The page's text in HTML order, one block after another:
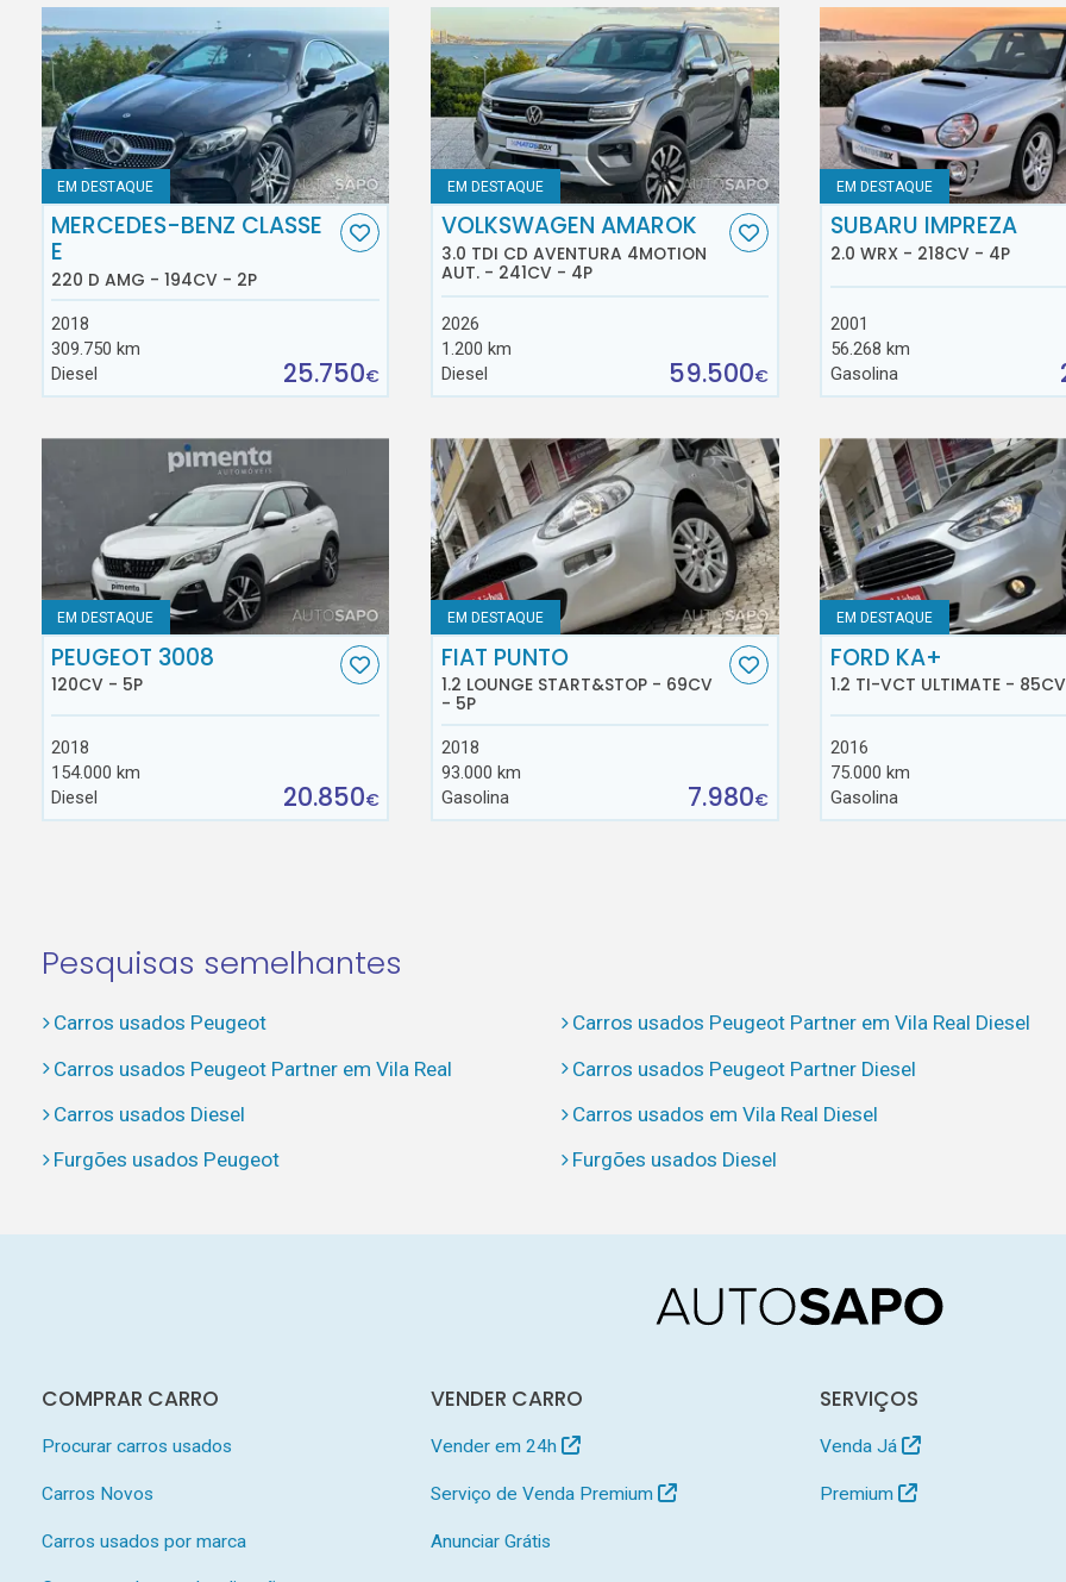
EM DESTAQUE
MERCEDES-BENZ CLASSE
E
220 D AMG - 194CV - 2P
2018
309.750 km
Diesel
25.750€
EM DESTAQUE
VOLKSWAGEN AMAROK
3.0 TDI CD AVENTURA 4MOTION
AUT. - 241CV - 4P
2026
1.200 km
Diesel
59.500€
EM DESTAQUE
SUBARU IMPREZA
2.0 WRX - 218CV - 4P
2001
56.268 km
Gasolina
EM DESTAQUE
PEUGEOT 3008
120CV - 5P
2018
154.000 km
Diesel
20.850€
EM DESTAQUE
FIAT PUNTO
1.2 LOUNGE START&STOP - 69CV
- 5P
2018
93.000 km
Gasolina
7.980€
EM DESTAQUE
FORD KA+
1.2 TI-VCT ULTIMATE -
2016
75.000 km
Gasolina
Pesquisas semelhantes
Carros usados Peugeot Carros usados Peugeot Partner em Vila Real Diesel
Carros usados Peugeot Partner em Vila Real
Carros usados Peugeot Partner Diesel
Carros usados Diesel
Carros usados em Vila Real Diesel
Furgões usados Peugeot
Furgões usados Diesel
COMPRAR CARRO
Procurar carros usados
Carros Novos
Carros usados por marca
VENDER CARRO
Vender em 24h
Serviço de Venda Premium
Anunciar Grátis
SERVIÇOS
Venda Já
Premium